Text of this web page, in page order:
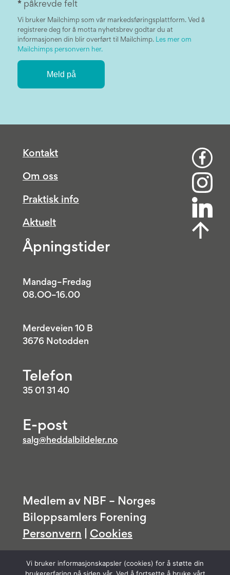
* påkrevde felt
Vi bruker Mailchimp som vår markedsføringsplattform. Ved å
registrere deg for å motta nyhetsbrev godtar du at
informasjonen din blir overført til Mailchimp. Les mer om
Mailchimps personvern her.
Kontakt
Om oss
Praktisk info
Aktuelt
Åpningstider
Mandag–Fredag
08.OO–16.00
Merdeveien 10 B
3676 Notodden
Telefon
35 01 31 40
E-post
salg@heddalbildeler.no
Medlem av NBF – Norges
Biloppsamlers Forening
Personvern
Cookies
Vi bruker informasjonskapsler (cookies) for å støtte din